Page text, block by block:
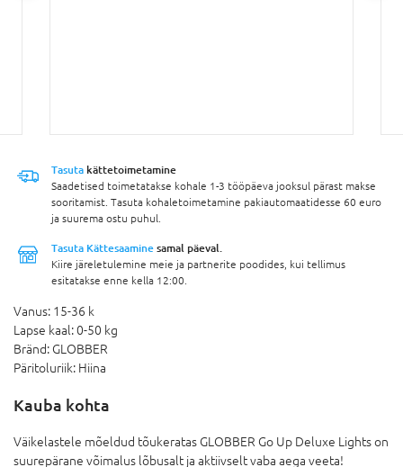
Tasuta kättetoimetamine
Saadetised toimetatakse kohale 1-3 tööpäeva jooksul pärast makse
sooritamist. Tasuta kohaletoimetamine pakiautomaatidesse 60 euro
ja suurema ostu puhul.
Tasuta Kättesaamine samal päeval.
Kiire järeletulemine meie ja partnerite poodides, kui tellimus
esitatakse enne kella 12:00.
Vanus: 15-36 k
Lapse kaal:0-50 kg
Bränd: GLOBBER
Päritoluriik: Hiina
Kauba kohta
Väikelastele mõeldud tõukeratas GLOBBER Go Up Deluxe Lights on
suurepärane võimalus lõbusalt ja aktiivselt vaba aega veeta!